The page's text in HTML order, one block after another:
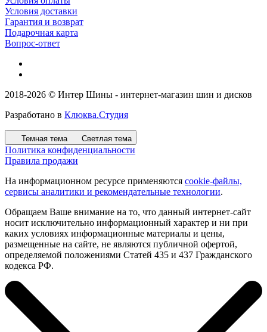
Условия доставки
Гарантия и возврат
Подарочная карта
Вопрос-ответ
2018-2026 © Интер Шины - интернет-магазин шин и дисков
Разработано в Клюква.Студия
Темная тема Светлая тема
Политика конфиденциальности
Правила продажи
На информационном ресурсе применяются cookie-файлы,
сервисы аналитики и рекомендательные технологии.
Обращаем Ваше внимание на то, что данный интернет-сайт
носит исключительно информационный характер и ни при
каких условиях информационные материалы и цены,
размещенные на сайте, не являются публичной офертой,
определяемой положениями Статей 435 и 437 Гражданского
кодекса РФ.